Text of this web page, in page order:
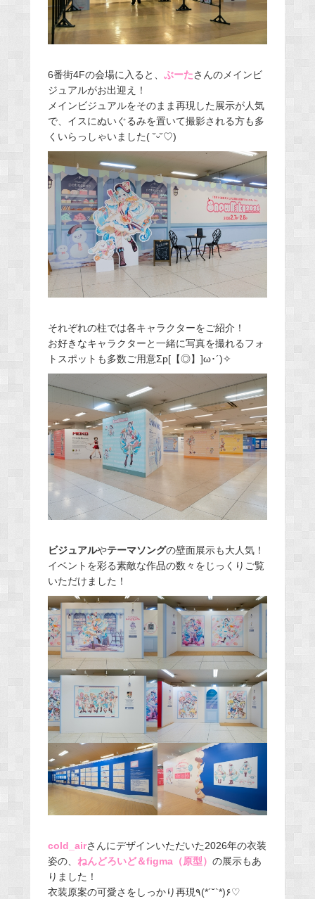
6番街4Fの会場に入ると、 ぶーたさんのメインビ
ジュアルがお出迎え！
メインビジュアルをそのまま再現した展示が人気
で、イスにぬいぐるみを置いて撮影される方も多
くいらっしゃいました( ˘ᵕ˘♡)
それぞれの柱では各キャラクターをご紹介！
お好きなキャラクターと一緒に写真を撮れるフォ
トスポットも多数ご用意Σp[【◎】]ω･´)✧
ビジュアルやテーマソングの壁面展示も大人気！
イベントを彩る素敵な作品の数々をじっくりご覧
いただけました！
cold_airさんにデザインいただいた2026年の衣装
姿の、 ねんどろいど＆figma（原型） の展示もあ
りました！
衣装原案の可愛さをしっかり再現٩(*´˘`*)۶♡